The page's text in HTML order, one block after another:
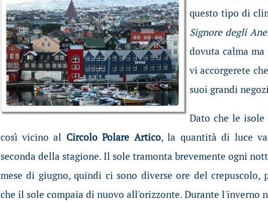
questo tipo di
Signore degli
dovuta calma
vi accorgerete che
suoi grandi
Dato che le isole
così vicino al Circolo Polare Artico, la quantità di luce
seconda della stagione. Il sole tramonta brevemente ogni
mese di giugno, quindi ci sono diverse ore del crepuscolo,
che il sole compaia di nuovo all'orizzonte. Durante l'inverno